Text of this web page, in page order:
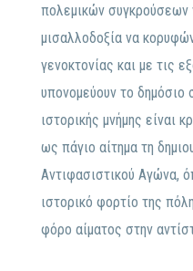
πολεμικών συγκρούσεων
μισαλλοδοξία να
γενοκτονίας και με τις
υπονομεύουν το δημόσιο
ιστορικής μνήμης είναι
ως πάγιο αίτημα τη
Αντιφασιστικού Αγώνα,
ιστορικό φορτίο της
φόρο αίματος στην